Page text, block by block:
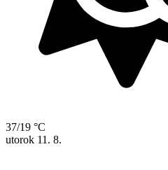
37/19 °C
utorok 11. 8.